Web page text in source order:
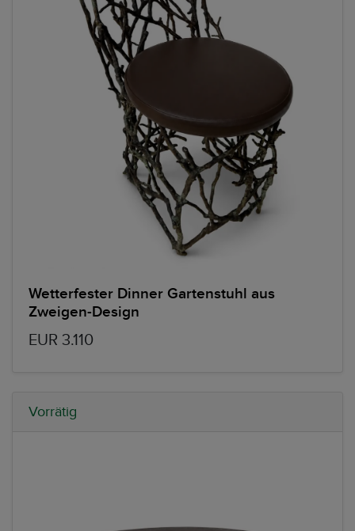
Wetterfester Dinner Gartenstuhl aus
Zweigen-Design
EUR 3.110
Vorrätig